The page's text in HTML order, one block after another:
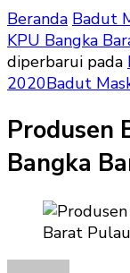
Beranda Badut
KPU Bangka
diperbarui pada
2020Badut
Produsen
Bangka